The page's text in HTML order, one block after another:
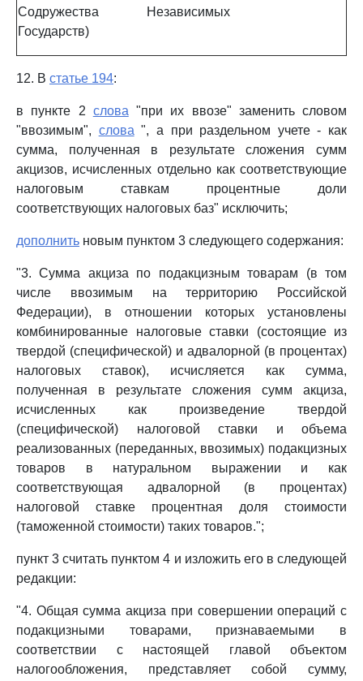
Содружества Независимых
Государств)
12. В статье 194:
в пункте 2 слова "при их ввозе" заменить словом
"ввозимым", слова ", а при раздельном учете - как
сумма, полученная в результате сложения сумм
акцизов, исчисленных отдельно как соответствующие
налоговым ставкам процентные доли
соответствующих налоговых баз" исключить;
дополнить новым пунктом 3 следующего содержания:
"3. Сумма акциза по подакцизным товарам (в том
числе ввозимым на территорию Российской
Федерации), в отношении которых установлены
комбинированные налоговые ставки (состоящие из
твердой (специфической) и адвалорной (в процентах)
налоговых ставок), исчисляется как сумма,
полученная в результате сложения сумм акциза,
исчисленных как произведение твердой
(специфической) налоговой ставки и объема
реализованных (переданных, ввозимых) подакцизных
товаров в натуральном выражении и как
соответствующая адвалорной (в процентах)
налоговой ставке процентная доля стоимости
(таможенной стоимости) таких товаров.";
пункт 3 считать пунктом 4 и изложить его в следующей
редакции:
"4. Общая сумма акциза при совершении операций с
подакцизными товарами, признаваемыми в
соответствии с настоящей главой объектом
налогообложения, представляет собой сумму,